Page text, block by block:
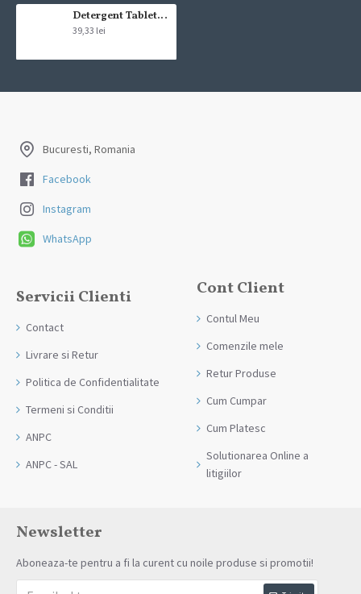
pana in ora 12:00 de luni pana vineri. In cazul in care comanda a fost
facuta dupa ora 12:00, sambata sau duminica ne angajam sa
In cazul aparitiei unor intarzieri, vei fi instiintat prin email.
livrare in momentul plasarii comenzii.
Detergent Tablete anticalcar 3in1 Calgon Powerball 15 bucati
39,33 lei
Bucuresti, Romania
Facebook
Instagram
WhatsApp
Servicii Clienti
Contact
Livrare si Retur
Politica de Confidentialitate
Termeni si Conditii
ANPC
ANPC - SAL
Cont Client
Contul Meu
Comenzile mele
Retur Produse
Cum Cumpar
Cum Platesc
Solutionarea Online a
litigiilor
Newsletter
Aboneaza-te pentru a fi la curent cu noile produse si promotii!